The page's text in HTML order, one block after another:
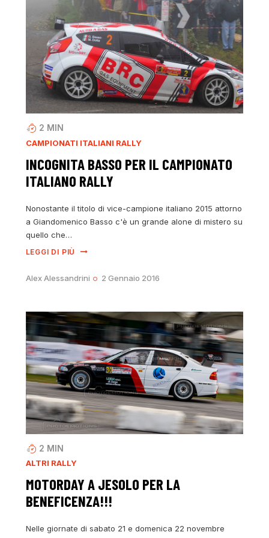
2 MIN
CAMPIONATI ITALIANI RALLY
INCOGNITA BASSO PER IL CAMPIONATO
ITALIANO RALLY
Nonostante il titolo di vice-campione italiano 2015 attorno
a Giandomenico Basso c'è un grande alone di mistero su
quello che…
LEGGI DI PIÙ
Alex Alessandrini 2 Gennaio 2016
2 MIN
ALTRI RALLY
MOTORDAY A JESOLO PER LA
BENEFICENZA!!!
Nelle giornate di sabato 21 e domenica 22 novembre